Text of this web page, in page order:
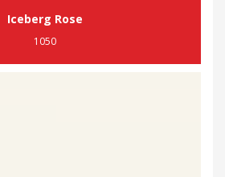
Iceberg Rose
1050